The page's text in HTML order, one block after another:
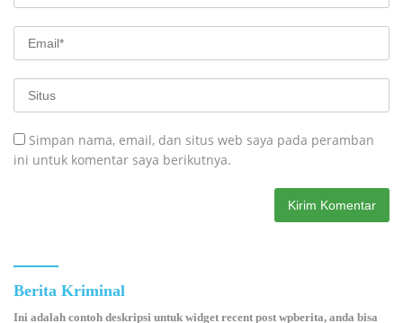
Simpan nama, email, dan situs web saya pada peramban
ini untuk komentar saya berikutnya.
Berita Kriminal
Ini adalah contoh deskripsi untuk widget recent post wpberita, anda bisa